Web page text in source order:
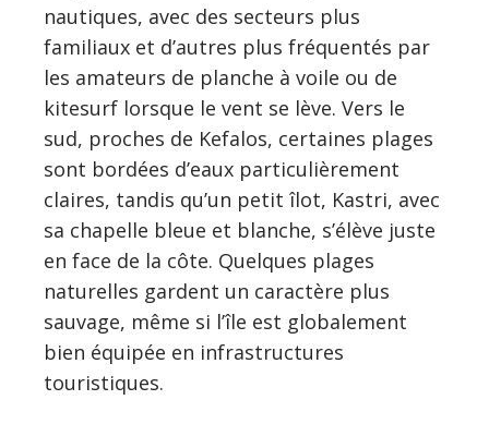
nautiques, avec des secteurs plus
familiaux et d’autres plus fréquentés par
les amateurs de planche à voile ou de
kitesurf lorsque le vent se lève. Vers le
sud, proches de Kefalos, certaines plages
sont bordées d’eaux particulièrement
claires, tandis qu’un petit îlot, Kastri, avec
sa chapelle bleue et blanche, s’élève juste
en face de la côte. Quelques plages
naturelles gardent un caractère plus
sauvage, même si l’île est globalement
bien équipée en infrastructures
touristiques.